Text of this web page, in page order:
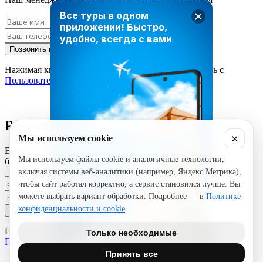
Все туры в одном
приложении! Быстро,
удобно, всегда с вами
ЗАГРУЗИТЕ TRAVEL TIMES
Позвонить мне
Нажимая кнопку «Позвонить мне», вы соглашаетесь с
Пользовательским соглашением
Рассчитать стоимость тура
Введите ваши данные и наш менеджер свяжется с вами в
ближайшее время
Позвонить мне
Нажимая кнопку «Позвонить мне», вы соглашаетесь с
Пользовательским соглашением
Мы используем cookie ×
Мы используем файлы cookie и аналогичные технологии,
включая системы веб-аналитики (например, Яндекс.Метрика),
чтобы сайт работал корректно, а сервис становился лучше. Вы
можете выбрать вариант обработки. Подробнее — в Политике
конфиденциальности и cookie.
Только необходимые
Принять все